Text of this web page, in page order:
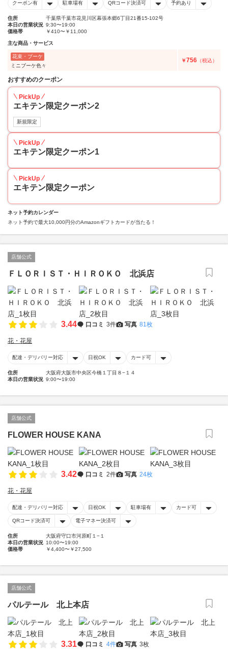
クーポン有 駐車場有 QRコード決済可 予約あり
住所
千葉県千葉市花見川区幕張本郷6丁目21番15-102号
本日の営業状況 9:30〜19:00
価格帯
￥410〜￥11,000
主な商品・サービス
花束・ブーケ
ミニブーケ色々
￥756 （税込）
おすすめのクーポン
PickUp
エキテン限定クーポン2
新規限定
PickUp
エキテン限定クーポン1
PickUp
エキテン限定クーポン
ネット予約カレンダー
ネット予約で最大10,000円分のAmazonギフトカードが当たる！
店舗公式
ＦＬＯＲＩＳＴ・ＨＩＲＯＫＯ 北浜店
3.44 口コミ 3件 写真 81枚
花・花屋
配達・デリバリー対応 日祝OK カード可
住所
大阪府大阪市中央区今橋１丁目８−１４
本日の営業状況 9:00〜19:00
店舗公式
FLOWER HOUSE KANA
3.42 口コミ 2件 写真 24枚
花・花屋
配達・デリバリー対応 日祝OK 駐車場有 カード可
QRコード決済可 電子マネー決済可
住所
大阪府守口市河原町１−１
本日の営業状況 10:00〜19:00
価格帯
￥4,400〜￥27,500
店舗公式
パルテール 北上本店
3.31 口コミ 4件 写真 3枚